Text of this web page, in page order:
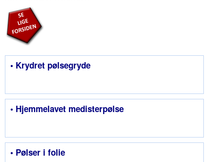
• Krydret pølsegryde
• Hjemmelavet medisterpølse
• Pølser i folie